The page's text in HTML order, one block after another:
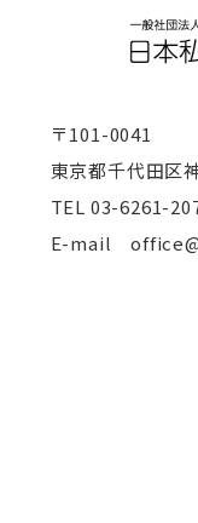
〒101-0041
東京都千代田区
TEL 03-6261-
E-mail